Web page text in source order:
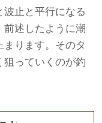
止と平行になる
前述したように潮
ります。そのタ
狙っていくのが釣